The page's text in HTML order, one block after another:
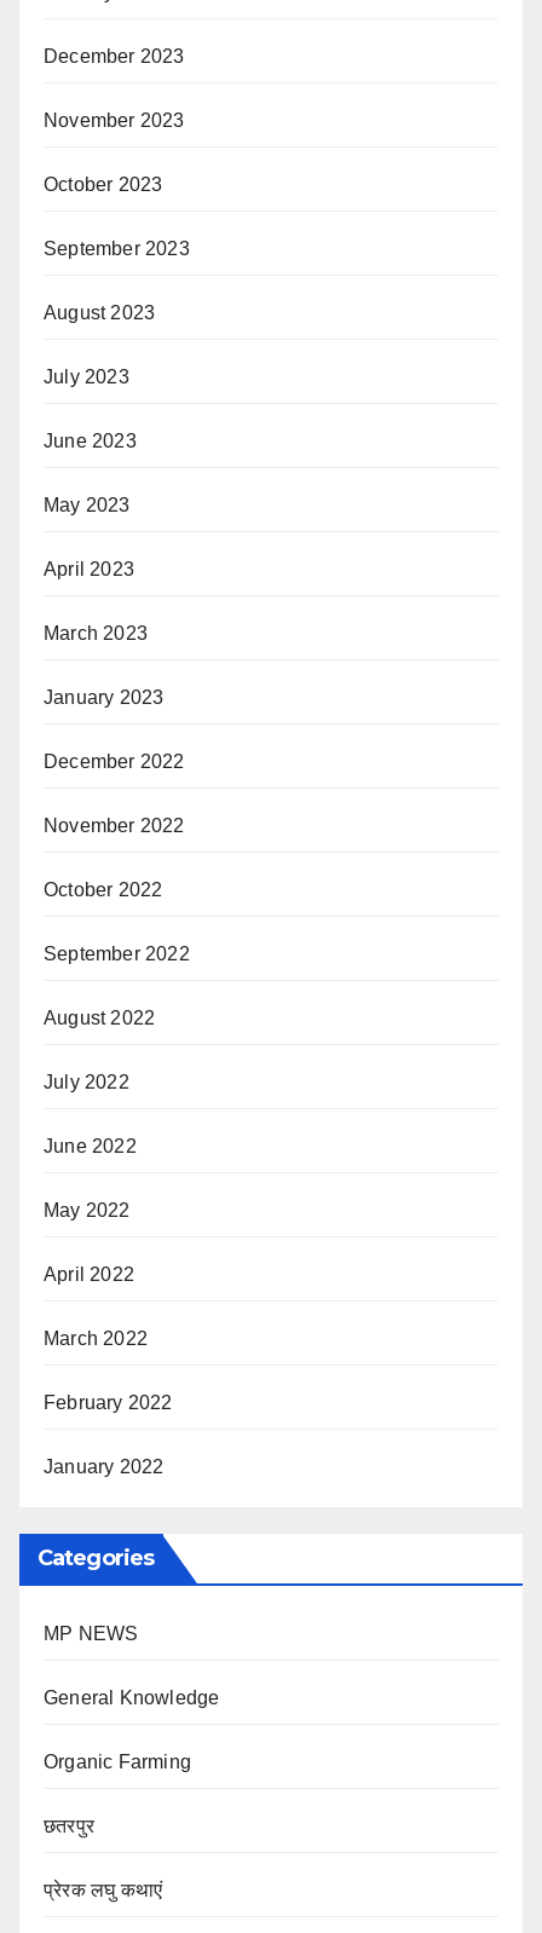
December 2023
November 2023
October 2023
September 2023
August 2023
July 2023
June 2023
May 2023
April 2023
March 2023
January 2023
December 2022
November 2022
October 2022
September 2022
August 2022
July 2022
June 2022
May 2022
April 2022
March 2022
February 2022
January 2022
Categories
MP NEWS
General Knowledge
Organic Farming
छतरपुर
प्रेरक लघु कथाएं